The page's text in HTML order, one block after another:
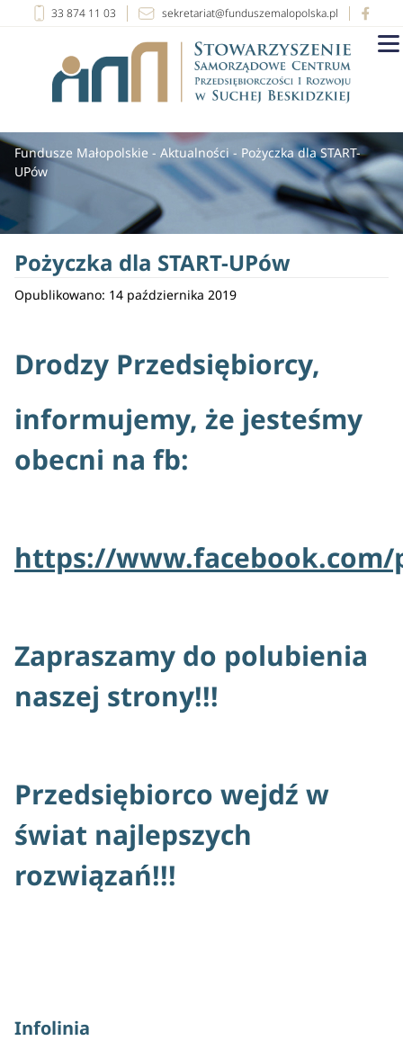
33 874 11 03 sekretariat@funduszemalopolska.pl
Fundusze Małopolskie - Aktualności- Pożyczka dla START-
UPów
Pożyczka dla START-UPów
Opublikowano: 14 października 2019
Drodzy Przedsiębiorcy,
informujemy, że jesteśmy
obecni na fb:
https://
Zapraszamy do polubienia
naszej strony!!!
Przedsiębiorco wejdź w
świat najlepszych
rozwiązań!!!
Infolinia